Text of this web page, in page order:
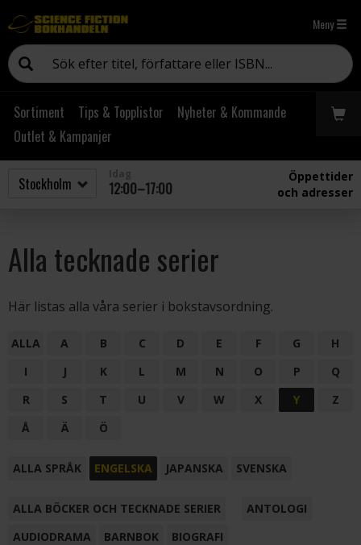
Meny
Sortiment Tips & Topplistor
Nyheter & Kommande
Outlet & Kampanjer
12:00–17:00
Öppettider
och adresser
Alla tecknade serier
Här listas alla våra serier i bokstavsordning.
ALLA A B C D E F G
H
I
J K L M N O P
Q
R
S T U V W X Y
Z
Å
Ä Ö
ALLA SPRÅK ENGELSKA JAPANSKA SVENSKA
ALLA BÖCKER OCH TECKNADE SERIER
ANTOLOGI
AUDIODRAMA
BARNBOK
BIOGRAFI